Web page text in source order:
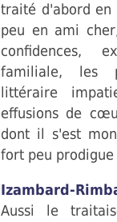
traité d'abord en
peu en ami
confidences,
familiale, les
littéraire
effusions de
dont il s'est
fort peu
Izambard-
Aussi le